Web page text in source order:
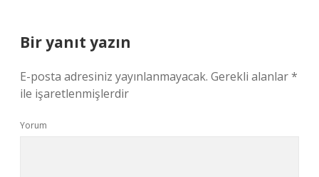
Bir yanıt yazın
E-posta adresiniz yayınlanmayacak. Gerekli alanlar*
ile işaretlenmişlerdir
Yorum